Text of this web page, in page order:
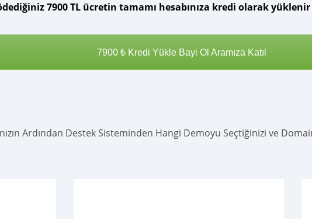
7900 TL ücretin tamamı hesabınıza kredi olarak
7900 ₺ Kredi Yükle Bayi Ol Aramıza Katıl
Ardından Destek Sisteminden Hangi Demoyu Seçtiğinizi ve